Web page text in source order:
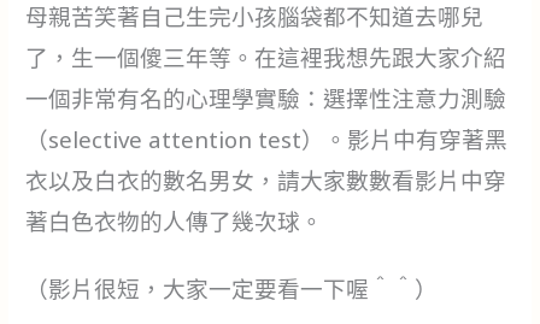
母親苦笑著自己生完小孩腦袋都不知道去哪兒
了，生一個傻三年等。在這裡我想先跟大家介紹
一個非常有名的心理學實驗：選擇性注意力測驗
（selective attention test）。影片中有穿著黑
衣以及白衣的數名男女，請大家數數看影片中穿
著白色衣物的人傳了幾次球。
（影片很短，大家一定要看一下喔＾＾）